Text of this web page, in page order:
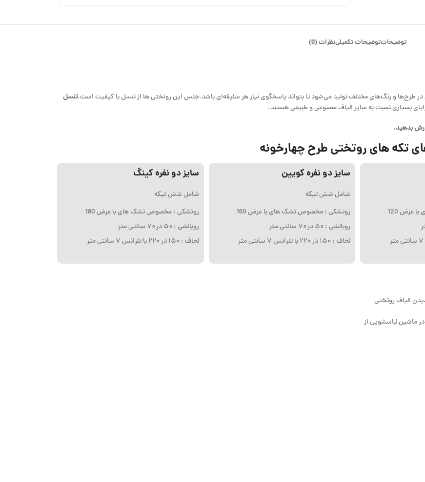
توضیحاتتوضیحات تکمیلینظرات (0)
طرح‌ها و رنگ‌های مختلف تولید می‌شود تا بتواند پاسخگوی نیاز هر سلیقه‌ای باشد.جنس این روتختی ها از تنسل با کیفیت است.تنسل
بسیاری نسبت به سایر الیاف مصنوعی و طبیعی هستند.
بدهید.
تکه های روتختی طرح چهارخونه
عرض 120
سایز دو نفره کویین
شامل شش تیکه
روتشکی : مخصوص تشک های با عرض 160
روبالشی : ۵۰ در ۷۰ سانتی متر
لحاف : ۱۵۰ در ۲۲۰ با تلرانس ۷ سانتی متر
سایز دو نفره کینگ
شامل شش تیکه
روتشکی : مخصوص تشک های با عرض 180
روبالشی : ۵۰ در ۷۰ سانتی متر
لحاف : ۱۵۰ در ۲۲۰ با تلرانس ۷ سانتی متر
الیاف روتختی
ماشین لباسشویی از